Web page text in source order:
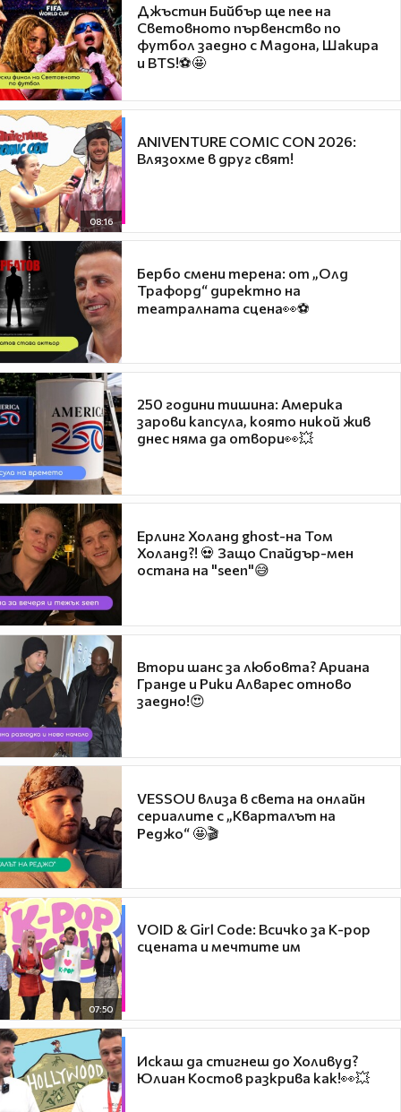
Джъстин Бийбър ще пее на
Световното първенство по
футбол заедно с Мадона, Шакира
и BTS!⚽🤩
08:16
ANIVENTURE COMIC CON 2026:
Влязохме в друг свят!
Бербо смени терена: от „Олд
Трафорд“ директно на
театралната сцена👀⚽
250 години тишина: Америка
зарови капсула, която никой жив
днес няма да отвори👀💥
Ерлинг Холанд ghost-на Том
Холанд?! 💀 Защо Спайдър-мен
остана на "seen"😅
Втори шанс за любовта? Ариана
Гранде и Рики Алварес отново
заедно!😍
VESSOU влиза в света на онлайн
сериалите с „Кварталът на
Реджо“ 🤩🎬
07:50
VOID & Girl Code: Всичко за K-pop
сцената и мечтите им
Искаш да стигнеш до Холивуд?
Юлиан Костов разкрива как!👀💥